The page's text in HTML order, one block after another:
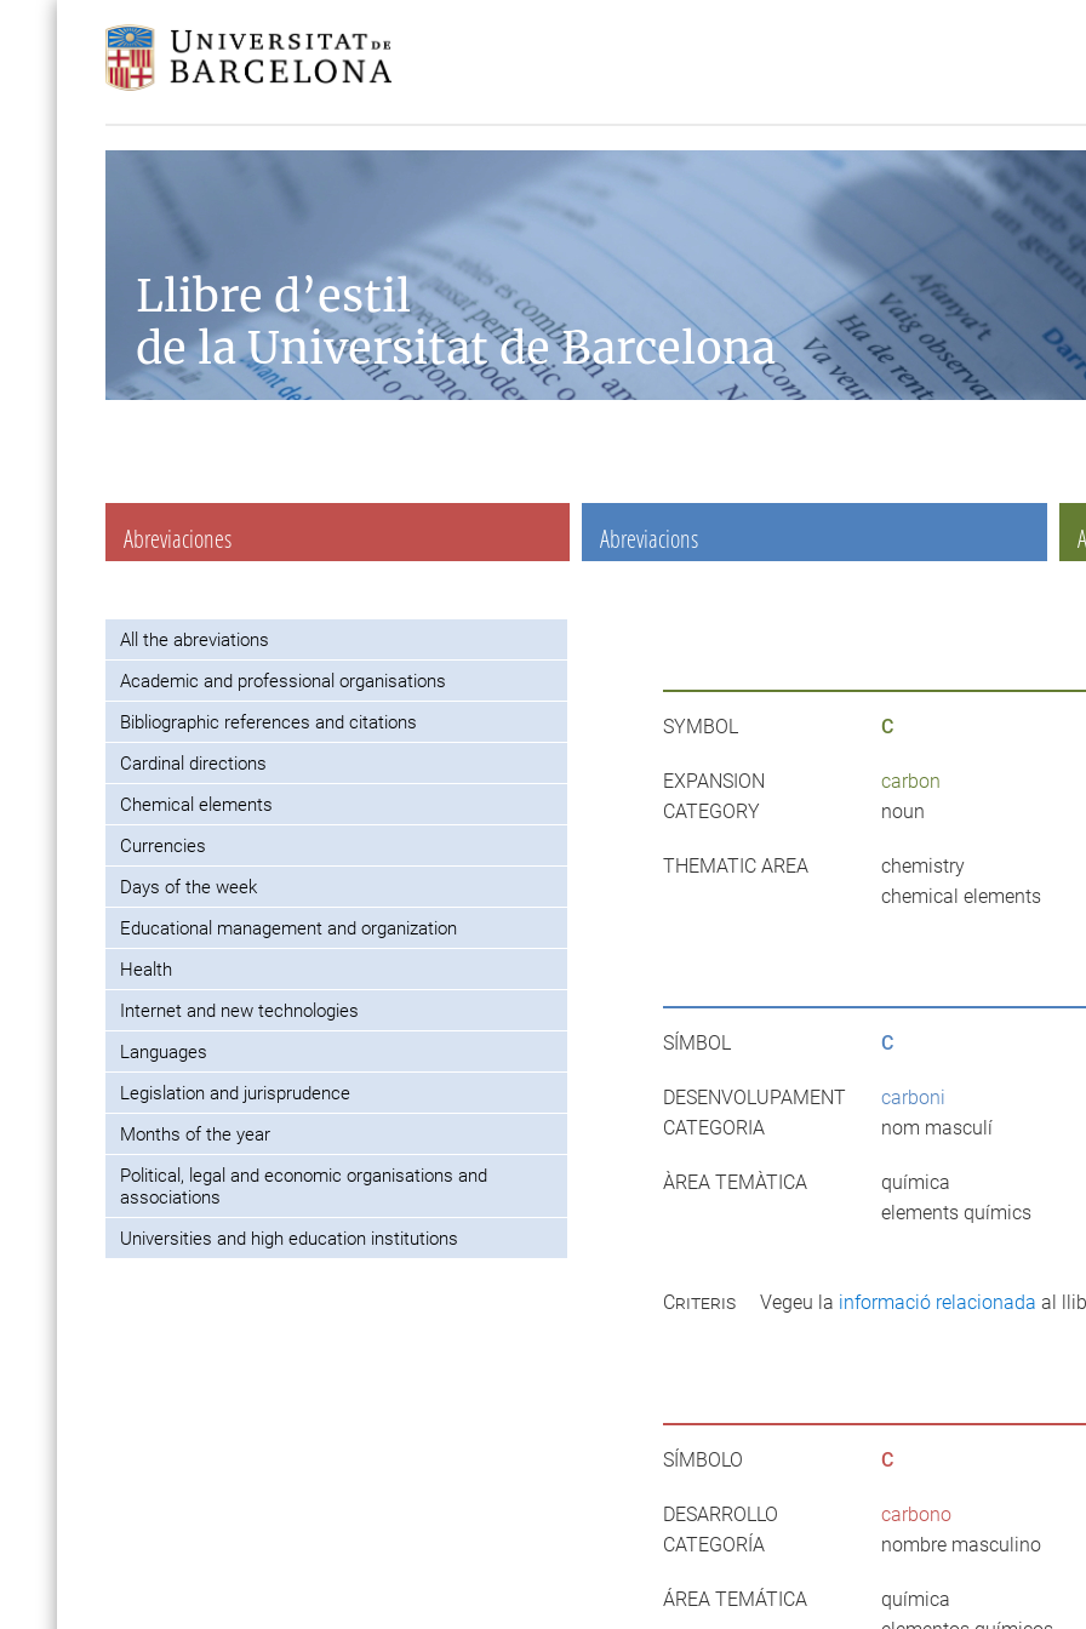
Llibre d’estil
de la Universitat de Barcelona
Abreviaciones Abreviacions
All the abreviations
Academic and professional organisations
Bibliographic references and citations
Cardinal directions
Chemical elements
Currencies
Days of the week
Educational management and organization
Health
Internet and new technologies
Languages
Legislation and jurisprudence
Months of the year
Political, legal and economic organisations and
associations
Universities and high education institutions
SYMBOL C
EXPANSION
carbon
CATEGORY
noun
THEMATIC AREA
chemistry
chemical elements
SÍMBOL C
DESENVOLUPAMENT
carboni
CATEGORIA
nom masculí
ÀREA TEMÀTICA
química
elements químics
Criteris Vegeu la informació relacionada al
SÍMBOLO C
DESARROLLO
carbono
CATEGORÍA
nombre masculino
ÁREA TEMÁTICA
química